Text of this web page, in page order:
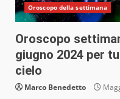
Oroscopo della settimana
Oroscopo
giugno 2024 per
cielo
Marco Benedetto